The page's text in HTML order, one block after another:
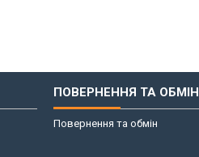
ПОВЕРНЕННЯ ТА ОБМІН
Повернення та обмін